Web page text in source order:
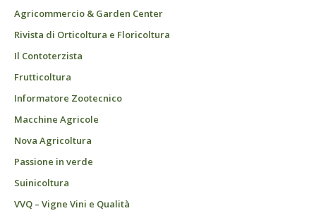
Agricommercio & Garden Center
Rivista di Orticoltura e Floricoltura
Il Contoterzista
Frutticoltura
Informatore Zootecnico
Macchine Agricole
Nova Agricoltura
Passione in verde
Suinicoltura
VVQ – Vigne Vini e Qualità